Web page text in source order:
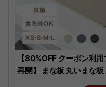
【80%OFF クーポン利
再開】 まな板 丸いまな板